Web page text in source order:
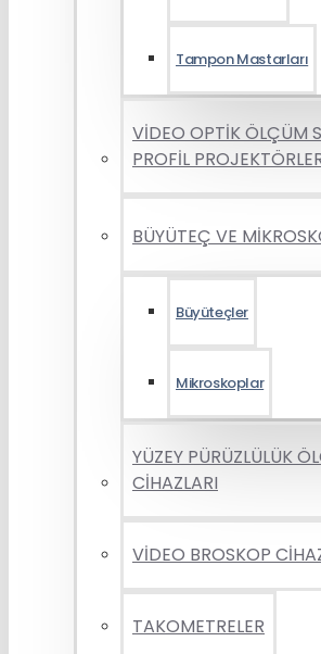
Tampon Mastarları
VİDEO OPTİK ÖLÇÜM
PROFİL
BÜYÜTEÇ VE
Büyüteçler
Mikroskoplar
YÜZEY PÜRÜZLÜLÜK
CİHAZLARI
VİDEO BROSKOP
TAKOMETRELER